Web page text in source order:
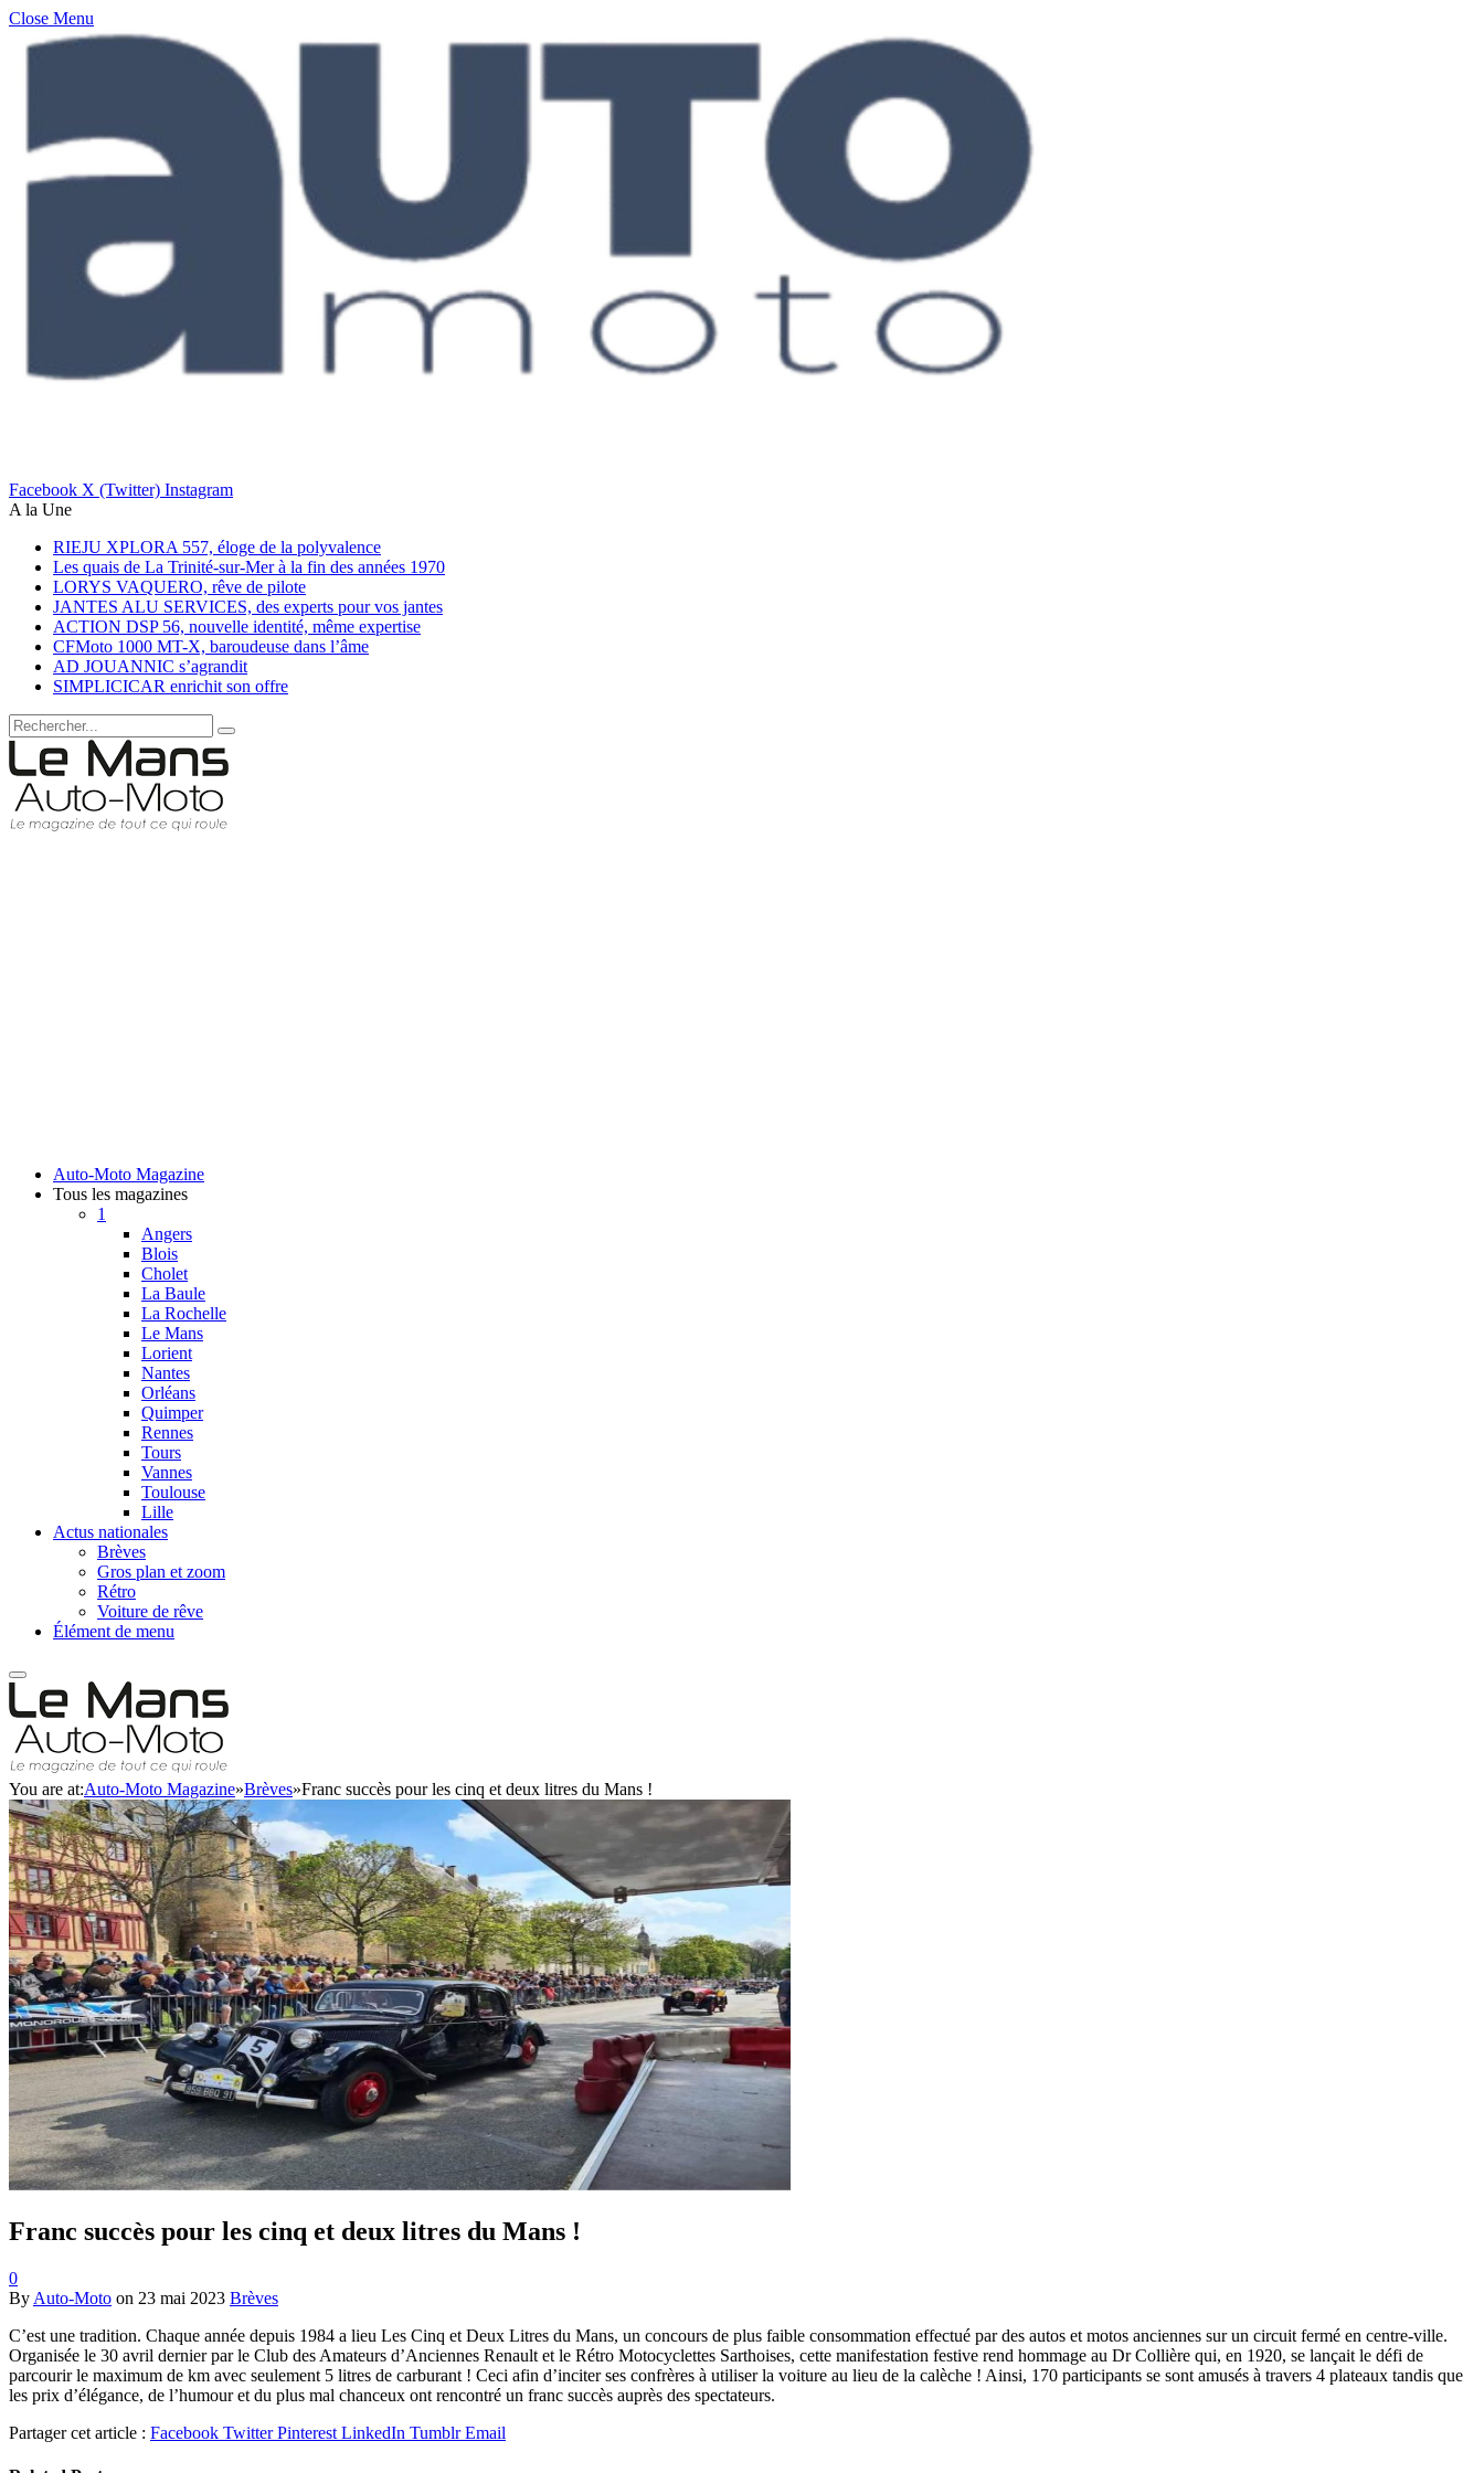
Close Menu
Facebook X (Twitter) Instagram
A la Une
RIEJU XPLORA 557, éloge de la polyvalence
Les quais de La Trinité-sur-Mer à la fin des années 1970
LORYS VAQUERO, rêve de pilote
JANTES ALU SERVICES, des experts pour vos jantes
ACTION DSP 56, nouvelle identité, même expertise
CFMoto 1000 MT-X, baroudeuse dans l’âme
AD JOUANNIC s’agrandit
SIMPLICICAR enrichit son offre
Auto-Moto Magazine
Tous les magazines
1
Angers
Blois
Cholet
La Baule
La Rochelle
Le Mans
Lorient
Nantes
Orléans
Quimper
Rennes
Tours
Vannes
Toulouse
Lille
Actus nationales
Brèves
Gros plan et zoom
Rétro
Voiture de rêve
Élément de menu
You are at:Auto-Moto Magazine»Brèves»Franc succès pour les cinq et deux litres du Mans !
Franc succès pour les cinq et deux litres du Mans !
0
By Auto-Moto on 23 mai 2023 Brèves
C’est une tradition. Chaque année depuis 1984 a lieu Les Cinq et Deux Litres du Mans, un concours de plus faible consommation effectué par des autos et motos anciennes sur un circuit fermé en centre-ville.
Organisée le 30 avril dernier par le Club des Amateurs d’Anciennes Renault et le Rétro Motocyclettes Sarthoises, cette manifestation festive rend hommage au Dr Collière qui, en 1920, se lançait le défi de
parcourir le maximum de km avec seulement 5 litres de carburant ! Ceci afin d’inciter ses confrères à utiliser la voiture au lieu de la calèche ! Ainsi, 170 participants se sont amusés à travers 4 plateaux tandis que
les prix d’élégance, de l’humour et du plus mal chanceux ont rencontré un franc succès auprès des spectateurs.
Partager cet article : Facebook Twitter Pinterest LinkedIn Tumblr Email